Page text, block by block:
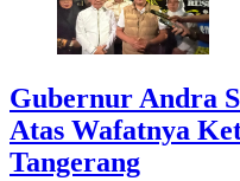
Gubernur Andra
Atas Wafatnya
Tangerang